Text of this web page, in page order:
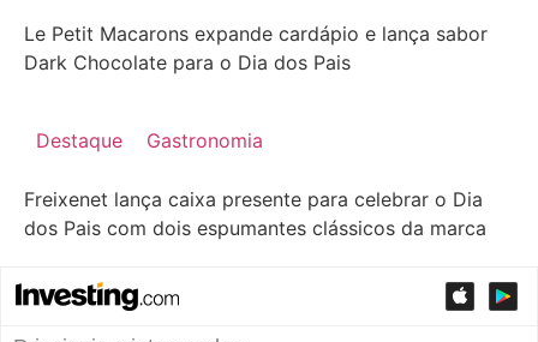
Le Petit Macarons expande cardápio e lança sabor
Dark Chocolate para o Dia dos Pais
Destaque Gastronomia
Freixenet lança caixa presente para celebrar o Dia
dos Pais com dois espumantes clássicos da marca